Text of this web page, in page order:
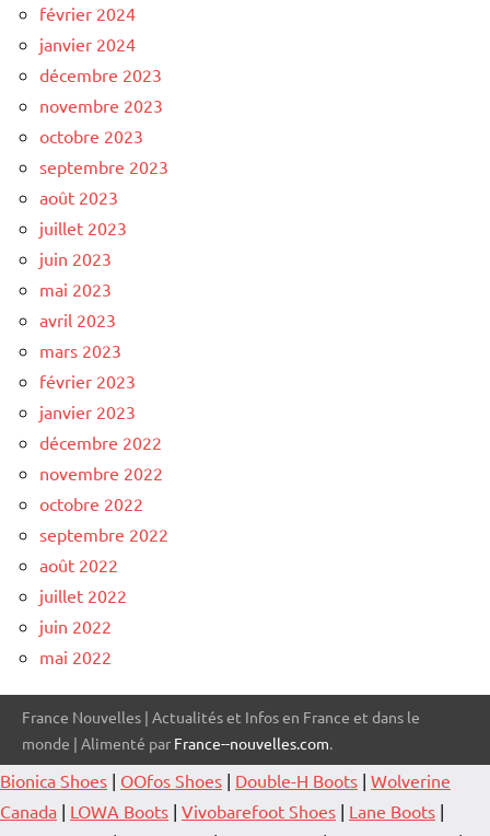
février 2024
janvier 2024
décembre 2023
novembre 2023
octobre 2023
septembre 2023
août 2023
juillet 2023
juin 2023
mai 2023
avril 2023
mars 2023
février 2023
janvier 2023
décembre 2022
novembre 2022
octobre 2022
septembre 2022
août 2022
juillet 2022
juin 2022
mai 2022
France Nouvelles | Actualités et Infos en France et dans le
monde | Alimenté par France--nouvelles.com.
Bionica Shoes | OOfos Shoes | Double-H Boots | Wolverine
Canada | LOWA Boots | Vivobarefoot Shoes | Lane Boots |